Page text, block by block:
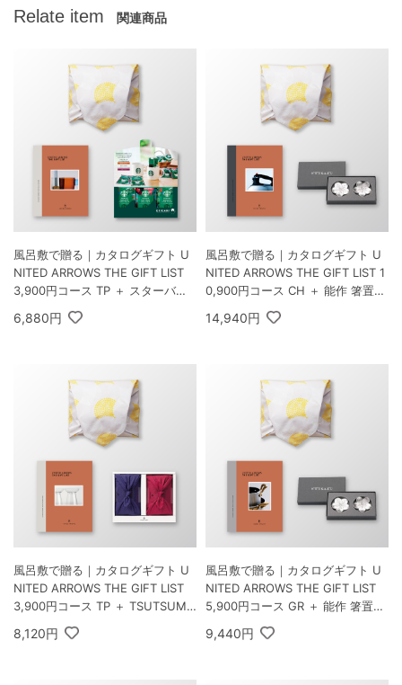
Relate item 関連商品
風呂敷で贈る｜カタログギフト U
NITED ARROWS THE GIFT LIST
3,900円コース TP ＋ スターバッ
クス オリガミ パーソナルドリップ
コーヒーギフトA
6,880円
風呂敷で贈る｜カタログギフト U
NITED ARROWS THE GIFT LIST 1
0,900円コース CH ＋ 能作 箸置き
花ばな 梅・桜 2個セット
14,940円
風呂敷で贈る｜カタログギフト U
NITED ARROWS THE GIFT LIST
3,900円コース TP ＋ TSUTSUMI
瑞穂の恵みA
8,120円
風呂敷で贈る｜カタログギフト U
NITED ARROWS THE GIFT LIST
5,900円コース GR ＋ 能作 箸置き
花ばな 梅・桜 2個セット
9,440円